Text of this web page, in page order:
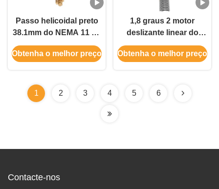
Passo helicoidal preto
38.1mm do NEMA 11 do
atuador linear de motor
deslizante de parafuso
Obtenha o melhor preço
1,8 graus 2 motor
deslizante linear do
NEMA 23 da fase com
codificador 57*57*45mm
Obtenha o melhor preço
1 2 3 4 5 6
Contacte-nos